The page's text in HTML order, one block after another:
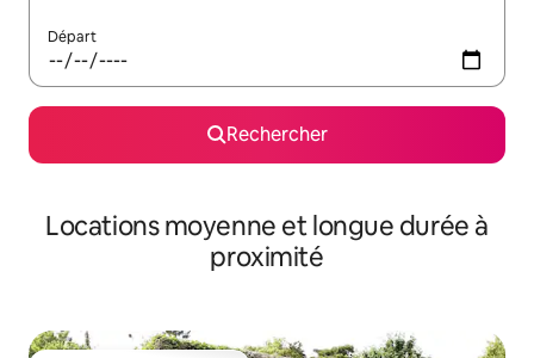
Départ
Rechercher
Locations moyenne et longue durée à
proximité